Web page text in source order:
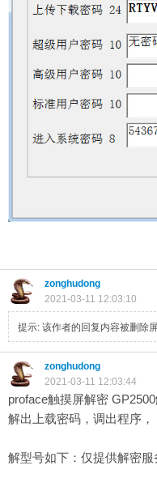
zonghudong
2021-03-11 12:03:10
提示: 该作者的回复内容被删除
zonghudong
2021-03-11 12:03:44
proface触摸屏解密
解出上载密码，调出程序，
解型号如下：仅提供解密服